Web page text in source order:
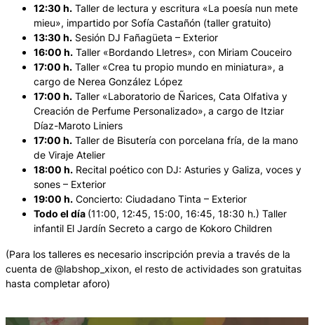
12:30 h. Taller de lectura y escritura «La poesía nun mete
mieu», impartido por Sofía Castañón (taller gratuito)
13:30 h. Sesión DJ Fañagüeta – Exterior
16:00 h. Taller «Bordando Lletres», con Miriam Couceiro
17:00 h. Taller «Crea tu propio mundo en miniatura», a
cargo de Nerea González López
17:00 h. Taller «Laboratorio de Ñarices, Cata Olfativa y
Creación de Perfume Personalizado», a cargo de Itziar
Díaz-Maroto Liniers
17:00 h. Taller de Bisutería con porcelana fría, de la mano
de Viraje Atelier
18:00 h. Recital poético con DJ: Asturies y Galiza, voces y
sones – Exterior
19:00 h. Concierto: Ciudadano Tinta – Exterior
Todo el día (11:00, 12:45, 15:00, 16:45, 18:30 h.) Taller
infantil El Jardín Secreto a cargo de Kokoro Children
(Para los talleres es necesario inscripción previa a través de la
cuenta de @labshop_xixon, el resto de actividades son gratuitas
hasta completar aforo)